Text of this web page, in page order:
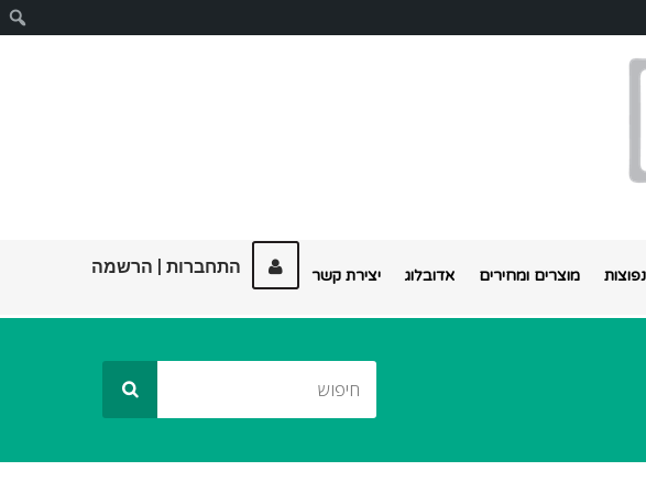
מוצרים ומחירים אדובלוג יצירת קשר התחברות הרשמה